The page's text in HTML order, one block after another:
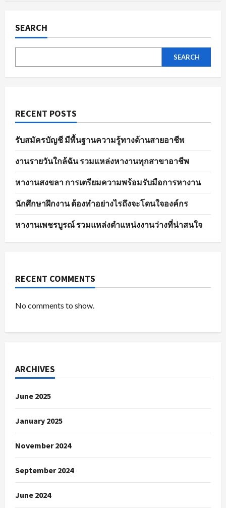
มี
pagination
SEARCH
SEARCH
RECENT POSTS
รับสมัครบัญชี มีพื้นฐานความรู้ทางด้านสายอาชีพ
งานรายวันใกล้ฉัน รวมแหล่งหางานทุกสาขาอาชีพ
หางานสงขลา การเตรียมความพร้อมรับมือการหางาน
นักศึกษาฝึกงาน ต้องทำอย่างไรถึงจะโดนใจองค์กร
หางานเพชรบูรณ์ รวมแหล่งตำแหน่งงานว่างที่น่าสนใจ
RECENT COMMENTS
No comments to show.
ARCHIVES
June 2025
January 2025
November 2024
September 2024
June 2024